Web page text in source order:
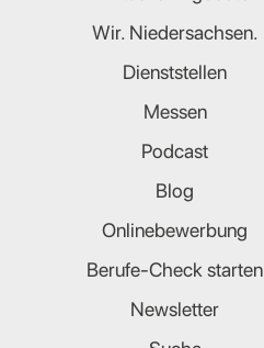
Wir. Niedersachsen.
Dienststellen
Messen
Podcast
Blog
Onlinebewerbung
Berufe-Check starten
Newsletter